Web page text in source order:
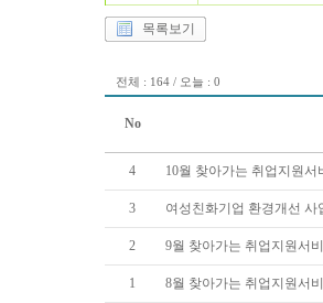
목록보기
전체 : 164 / 오늘 : 0
No
4 10월 찾아가는 취업지원서
3 여성친화기업 환경개선 사
2 9월 찾아가는 취업지원서
1 8월 찾아가는 취업지원서